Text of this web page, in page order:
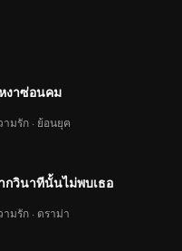
งาซ่อนคม
ามรัก · ย้อนยุค
กวินาทีนั้นไม่พบเธอ
ามรัก · ดราม่า